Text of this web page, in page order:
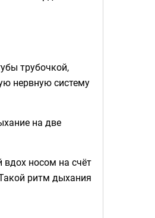
трубочкой,
нервную систему
на две
носом на счёт
ритм дыхания